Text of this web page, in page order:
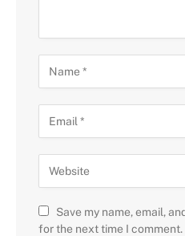
Save my name, email,
for the next time I comment.